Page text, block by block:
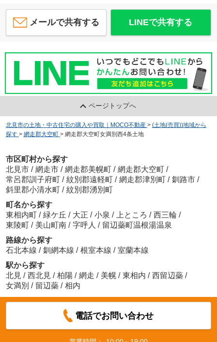
メールで共有する LINEで共有する
ページトップへ
北見市の土地・中古住宅の購入や買取｜MOCO不動産 > (土地(売買))地域から
探す > 網走郡大空町 > 網走郡大空町女満別西4条土地
市区町村から探す
北見市 / 網走市 / 網走郡美幌町 / 網走郡大空町 /
常呂郡訓子府町 / 紋別郡遠軽町 / 網走郡津別町 / 釧路市 /
斜里郡小清水町 / 紋別郡湧別町
町名から探す
東相内町 / 緑ケ丘 / 大正 / 小泉 / 上ところ / 西三輪 /
東陵町 / 美山町南 / 字呼人 / 留辺蘂町温根湯温泉
路線から探す
石北本線 / 釧網本線 / 根室本線 / 室蘭本線
駅から探す
北見 / 西北見 / 柏陽 / 網走 / 美幌 / 東相内 / 西留辺蘂 /
女満別 / 留辺蘂 / 相内
電話でお問い合わせ